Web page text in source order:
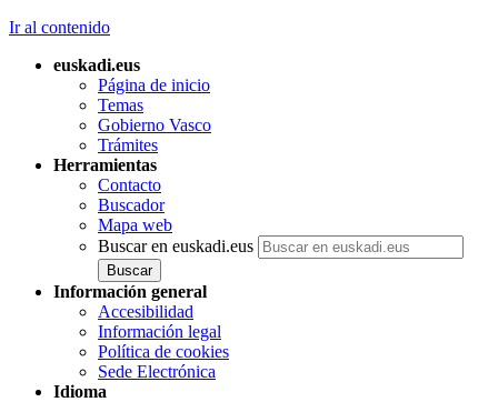
Ir al contenido
euskadi.eus
Página de inicio
Temas
Gobierno Vasco
Trámites
Herramientas
Contacto
Buscador
Mapa web
Buscar en euskadi.eus
Información general
Accesibilidad
Información legal
Política de cookies
Sede Electrónica
Idioma